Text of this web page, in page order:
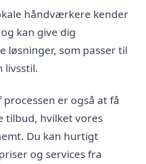
håndværkere kender
kan give dig
løsninger, som passer til
livsstil.
processen er også at få
tilbud, hvilket vores
Du kan hurtigt
og services fra